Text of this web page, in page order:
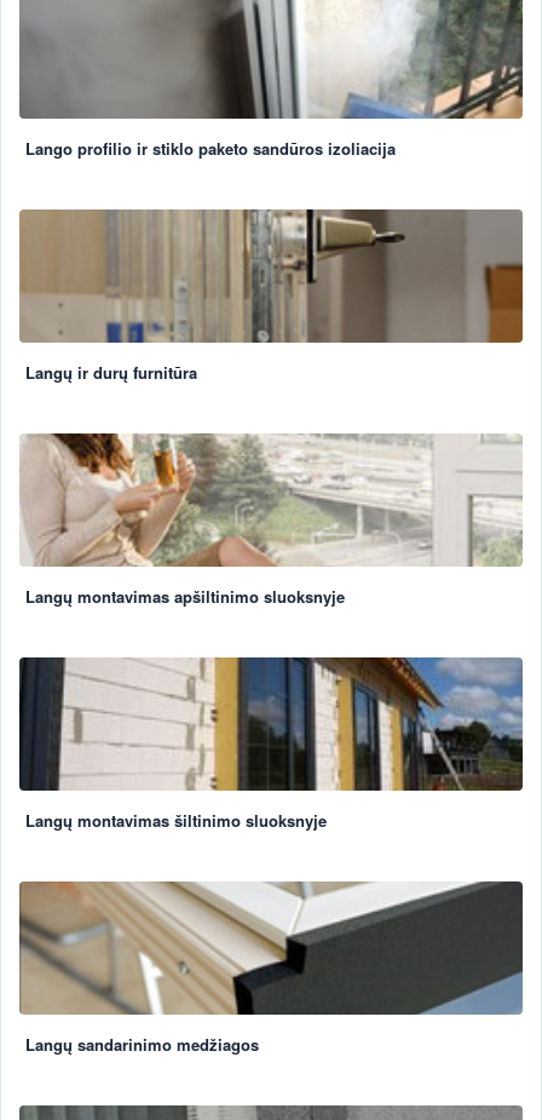
Lango profilio ir stiklo paketo sandūros izoliacija
Langų ir durų furnitūra
Langų montavimas apšiltinimo sluoksnyje
Langų montavimas šiltinimo sluoksnyje
Langų sandarinimo medžiagos